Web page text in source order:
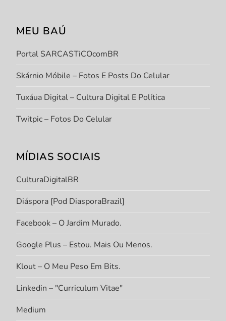
MEU BAÚ
Portal SARCASTiCOcomBR
Skárnio Móbile – Fotos E Posts Do Celular
Tuxáua Digital – Cultura Digital E Política
Twitpic – Fotos Do Celular
MÍDIAS SOCIAIS
CulturaDigitalBR
Diáspora [Pod DiasporaBrazil]
Facebook – O Jardim Murado.
Google Plus – Estou. Mais Ou Menos.
Klout – O Meu Peso Em Bits.
Linkedin – "Curriculum Vitae"
Medium